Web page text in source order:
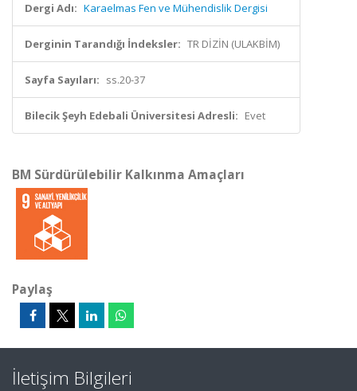
Dergi Adı: Karaelmas Fen ve Mühendislik Dergisi
Derginin Tarandığı İndeksler: TR DİZİN (ULAKBİM)
Sayfa Sayıları: ss.20-37
Bilecik Şeyh Edebali Üniversitesi Adresli: Evet
BM Sürdürülebilir Kalkınma Amaçları
Paylaş
İletişim Bilgileri